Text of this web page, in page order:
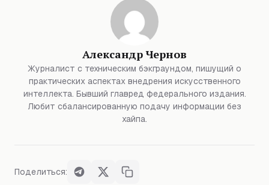
Александр Чернов
Журналист с техническим бэкграундом, пишущий о
практических аспектах внедрения искусственного
интеллекта. Бывший главред федерального издания.
Любит сбалансированную подачу информации без
хайпа.
Поделиться: